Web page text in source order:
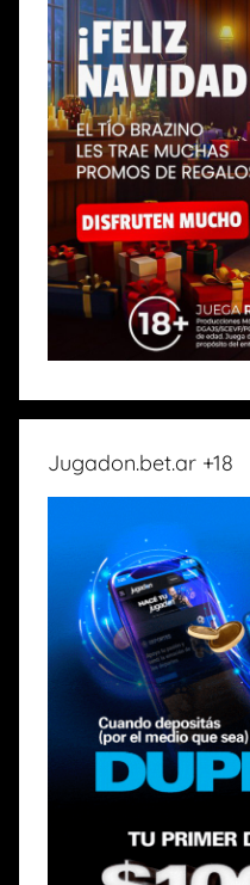
Jugadon.bet.ar +18